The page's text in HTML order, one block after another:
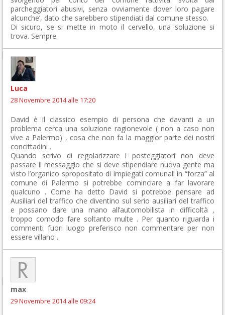
parcheggiatori abusivi, senza ovviamente dover loro pagare
alcunche’, dato che sarebbero stipendiati dal comune stesso.
Di sicuro, se si mette in moto il cervello, una soluzione si
trova. Sempre.
Luca
28 Novembre 2014 alle 17:20
David è il classico esempio di persona che davanti a un
problema cerca una soluzione ragionevole ( non a caso non
vive a Palermo) , cosa che non fa la maggior parte dei nostri
concittadini .
Quando scrivo di regolarizzare i posteggiatori non deve
passare il messaggio che si deve stipendiare nuova gente ma
visto l’organico spropositato di impiegati comunali in “forza” al
comune di Palermo si potrebbe cominciare a far lavorare
qualcuno . Come ha detto David si potrebbe pensare ad
Ausiliari del traffico che diventino sul serio ausiliari del traffico
e possano dare una mano all’automobilista in difficoltà ,
troppo comodo fare soltanto multe . Per quanto riguarda i
commenti fuori luogo preferisco non commentare per non
essere villano .
max
29 Novembre 2014 alle 09:24